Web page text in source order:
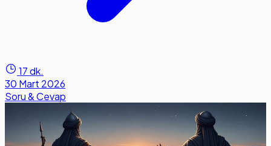
17 dk.
30 Mart 2026
Soru & Cevap